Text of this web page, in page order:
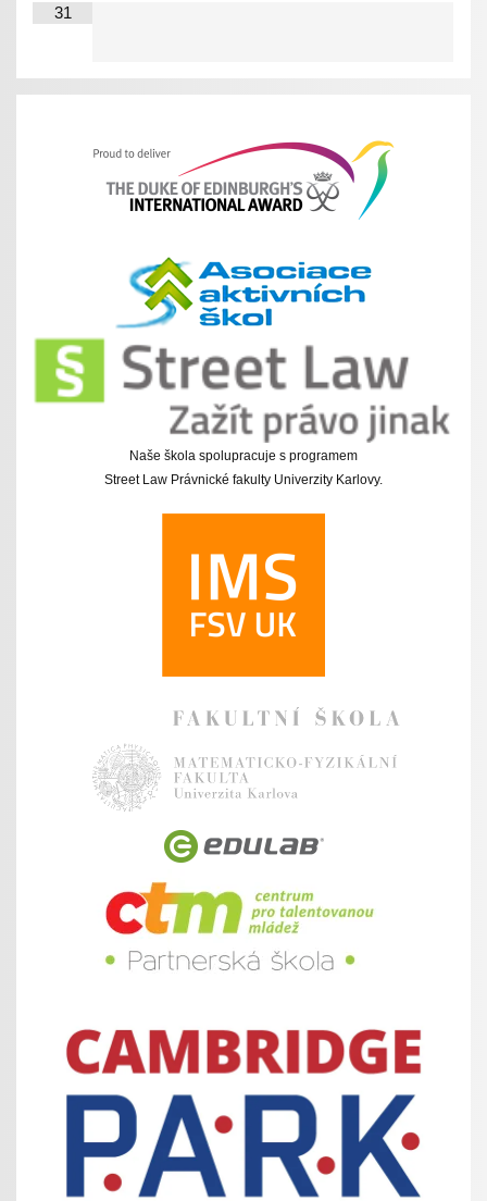
31
Naše škola spolupracuje s programem
Street Law Právnické fakulty Univerzity Karlovy.